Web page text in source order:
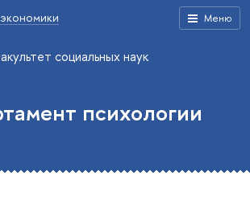
Меню
социальных наук
психологии